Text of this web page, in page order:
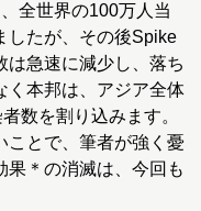
全世界の100万人当
したが、その後Spike
は急速に減少し、落ち
く本邦は、アジア全体
数を割り込みます。
ことで、筆者が強く憂
果＊の消滅は、今回も